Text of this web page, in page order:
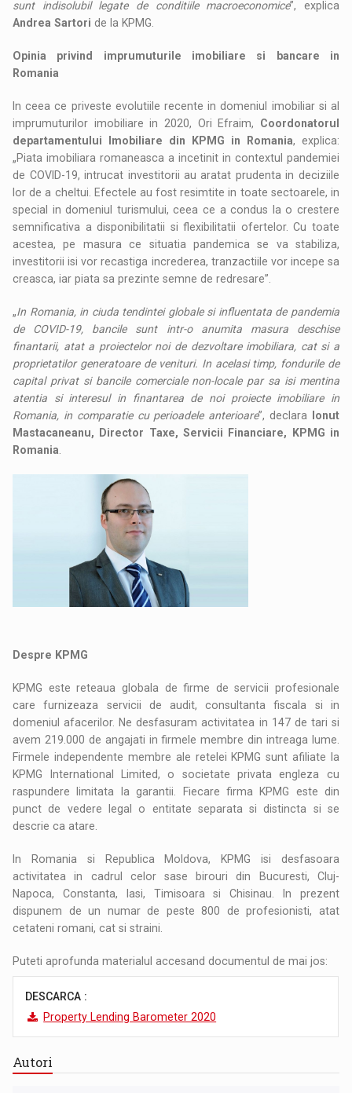
sunt indisolubil legate de conditiile macroeconomice”, explica
Andrea Sartori de la KPMG.
Opinia privind imprumuturile imobiliare si bancare in
Romania
In ceea ce priveste evolutiile recente in domeniul imobiliar si al
imprumuturilor imobiliare in 2020, Ori Efraim, Coordonatorul
departamentului Imobiliare din KPMG in Romania, explica:
„Piata imobiliara romaneasca a incetinit in contextul pandemiei
de COVID-19, intrucat investitorii au aratat prudenta in deciziile
lor de a cheltui. Efectele au fost resimtite in toate sectoarele, in
special in domeniul turismului, ceea ce a condus la o crestere
semnificativa a disponibilitatii si flexibilitatii ofertelor. Cu toate
acestea, pe masura ce situatia pandemica se va stabiliza,
investitorii isi vor recastiga increderea, tranzactiile vor incepe sa
creasca, iar piata sa prezinte semne de redresare”.
„In Romania, in ciuda tendintei globale si influentata de pandemia
de COVID-19, bancile sunt intr-o anumita masura deschise
finantarii, atat a proiectelor noi de dezvoltare imobiliara, cat si a
proprietatilor generatoare de venituri. In acelasi timp, fondurile de
capital privat si bancile comerciale non-locale par sa isi mentina
atentia si interesul in finantarea de noi proiecte imobiliare in
Romania, in comparatie cu perioadele anterioare”, declara
Ionut
Mastacaneanu, Director Taxe, Servicii Financiare, KPMG in
Romania
Despre KPMG
KPMG este reteaua globala de firme de servicii profesionale
care furnizeaza servicii de audit, consultanta fiscala si in
domeniul afacerilor. Ne desfasuram activitatea in 147 de tari si
avem 219.000 de angajati in firmele membre din intreaga lume.
Firmele independente membre ale retelei KPMG sunt afiliate la
KPMG International Limited, o societate privata engleza cu
raspundere limitata la garantii. Fiecare firma KPMG este din
punct de vedere legal o entitate separata si distincta si se
descrie ca atare.
In Romania si Republica Moldova, KPMG isi desfasoara
activitatea in cadrul celor sase birouri din Bucuresti, Cluj-
Napoca, Constanta, Iasi, Timisoara si Chisinau. In prezent
dispunem de un numar de peste 800 de profesionisti, atat
cetateni romani, cat si straini.
Puteti aprofunda materialul accesand documentul de mai jos:
DESCARCA :
Property Lending Barometer 2020
Autori